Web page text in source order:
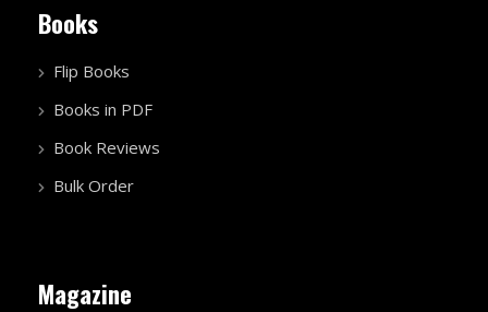
Books
Flip Books
Books in PDF
Book Reviews
Bulk Order
Magazine